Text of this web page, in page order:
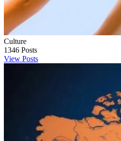
Culture
1346 Posts
View Posts